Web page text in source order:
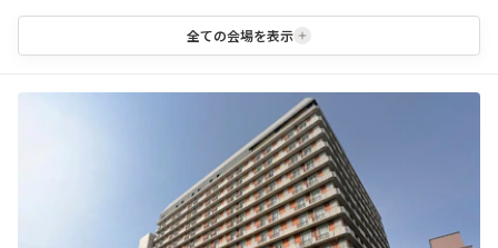
全ての会場を表示